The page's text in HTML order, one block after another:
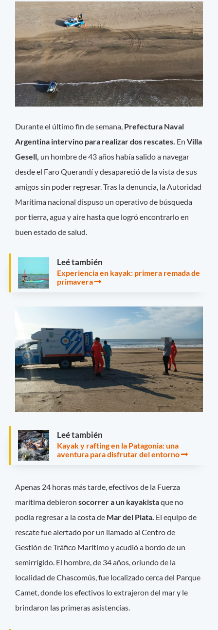
Durante el último fin de semana, Prefectura Naval
Argentina intervino para realizar dos rescates. EnVilla
Gesell, un hombre de 43 años había salido a navegar
desde el Faro Querandí y desapareció de la vista de sus
amigos sin poder regresar. Tras la denuncia, la Autoridad
Marítima nacional dispuso un operativo de búsqueda
por tierra, agua y aire hasta que logró encontrarlo en
buen estado de salud.
Leé también
Experiencia en kayak: primera remada de
primavera
Leé también
Kayak y rafting en la Patagonia: una
aventura para disfrutar del entorno
Apenas 24 horas más tarde, efectivos de la Fuerza
marítima debieron socorrer a un kayakistaque no
podía regresar a la costa de Mar del Plata. El equipo de
rescate fue alertado por un llamado al Centro de
Gestión de Tráfico Marítimo y acudió a bordo de un
semirrígido. El hombre, de 34 años, oriundo de la
localidad de Chascomús, fue localizado cerca del Parque
Camet, donde los efectivos lo extrajeron del mar y le
brindaron las primeras asistencias.